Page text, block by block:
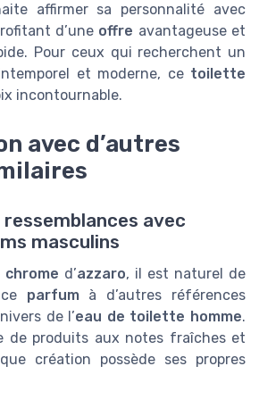
affirmer sa personnalité avec
d’une offre avantageuse et
Pour ceux qui recherchent un
et moderne, ce toilette
incontournable.
avec d’autres
avec
masculins
chrome d’azzaro, il est naturel de
parfumà d’autres références
de l’eau de toilette homme.
de produits aux notes fraîches et
création possède ses propres